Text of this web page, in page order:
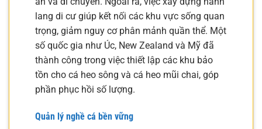
lang di cư giúp kết nối các khu vực sống quan
trọng, giảm nguy cơ phân mảnh quần thể. Một
số quốc gia như Úc, New Zealand và Mỹ đã
thành công trong việc thiết lập các khu bảo
tồn cho cá heo sông và cá heo mũi chai, góp
phần phục hồi số lượng.
Quản lý nghề cá bền vững